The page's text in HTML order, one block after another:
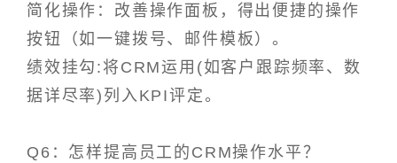
简化操作：改善操作面板，得出便捷的操作
按钮（如一键拨号、邮件模板）。
绩效挂勾:将CRM运用(如客户跟踪频率、数
据详尽率)列入KPI评定。
Q6：怎样提高员工的CRM操作水平？